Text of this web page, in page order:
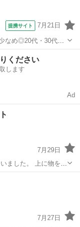
提携サイト 7月21日
なめ◎20代・30代・
用可◎マイカー通勤
ください
します
Ad
7月29日
、使用には全く問題
7月27日